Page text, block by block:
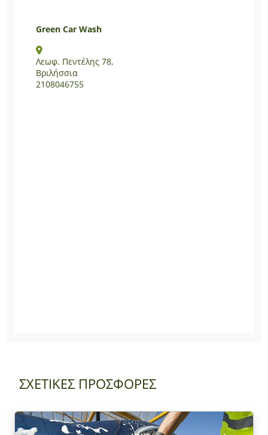
Green Car Wash
Λεωφ. Πεντέλης 78,
Βριλήσσια
2108046755
ΣΧΕΤΙΚΕΣ ΠΡΟΣΦΟΡΕΣ